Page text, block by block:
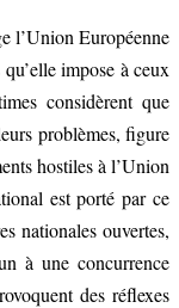
l’Union Européenne
impose à ceux
considèrent que
problèmes, figure
hostiles à l’Union
est porté par ce
nationales ouvertes,
à une concurrence
des réflexes